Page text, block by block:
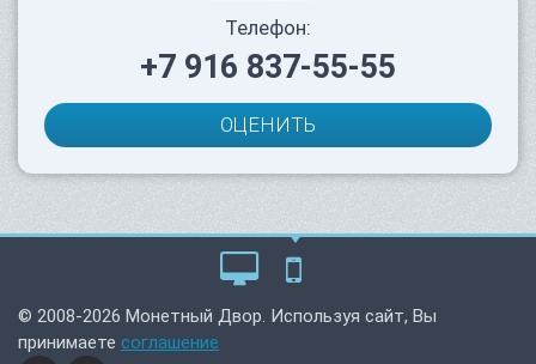
Телефон:
+7 916 837-55-55
ОЦЕНИТЬ
© 2008-2026 Монетный Двор. Используя сайт, Вы
принимаете соглашение